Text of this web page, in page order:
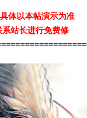
体以本帖演示为准
站长进行免费修